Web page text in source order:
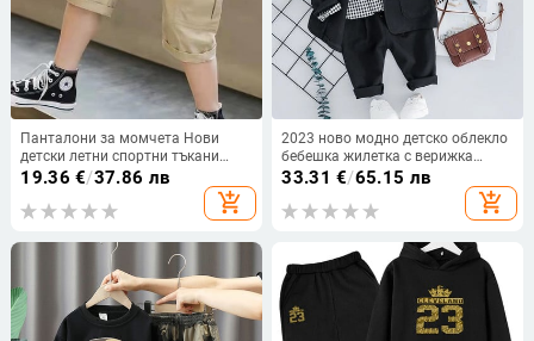
Панталони за момчета Нови
детски летни спортни тъкани
панталони за свободното време
Момчета в стил Свободни модни
шорти 4.5 6.7.8.9.10.11.12.13.14
19.36 €/37.86 лв
add_shopping_cart
2023 ново модно детско облекло
бебешка жилетка с верижка
джентълменски костюм
едноцветна жилетка за момче
Вратовръзка Риза от три части
33.31 €/65.15 лв
add_shopping_cart